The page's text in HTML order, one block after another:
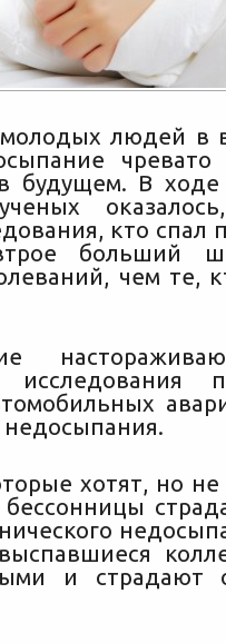
людей в
чревато
будущем. В ходе
ученых
кто спал
больший
чем те,
исследования
недосыпания.
хотят, но не
и страдают